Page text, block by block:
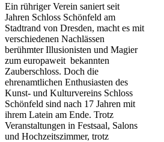
Ein rühriger Verein saniert seit
Jahren Schloss Schönfeld am
Stadtrand von Dresden, macht es mit
verschiedenen Nachlässen
berühmter Illusionisten und Magier
zum europaweit bekannten
Zauberschloss. Doch die
ehrenamtlichen Enthusiasten des
Kunst- und Kulturvereins Schloss
Schönfeld sind nach 17 Jahren mit
ihrem Latein am Ende. Trotz
Veranstaltungen in Festsaal, Salons
und Hochzeitszimmer, trotz